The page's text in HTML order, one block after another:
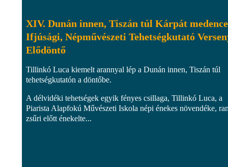
XIV. Dunán innen, Tiszán túl Kárpát
Ifjúsági, Népművészeti Tehetségkutató
Elődöntő
Tillinkó Luca kiemelt arannyal lép a Dunán innen, Tiszán túl
tehetségkutatón a döntőbe.
A délvidéki tehetségek egyik fényes csillaga, Tillinkó Luca, a
Piarista Alapfokú Művészeti Iskola népi énekes növendéke,
zsűri előtt énekelte...